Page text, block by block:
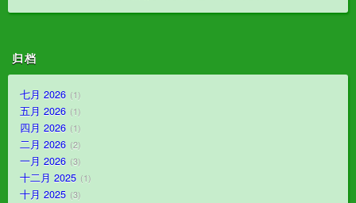
归档
七月 2026 1
五月 2026 1
四月 2026 1
二月 2026 2
一月 2026 3
十二月 2025 1
十月 2025 3